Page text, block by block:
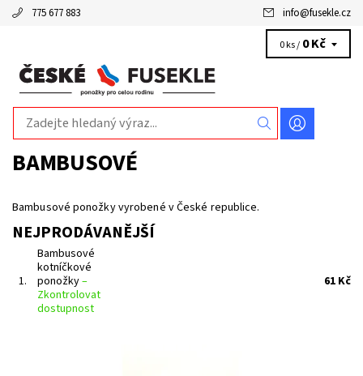
775 677 883 info@fusekle.cz
0 ks / 0 Kč
BAMBUSOVÉ
Bambusové ponožky vyrobené v České republice.
NEJPRODÁVANĚJŠÍ
1.
Bambusové
kotníčkové
ponožky–
Zkontrolovat
dostupnost
61 Kč